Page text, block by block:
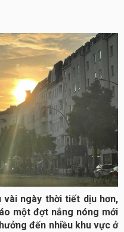
ngày thời tiết dịu hơn,
một đợt nắng nóng mới
đến nhiều khu vực ở